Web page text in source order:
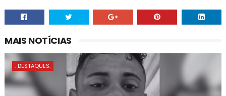
MAIS NOTÍCIAS
. DESTAQUES.